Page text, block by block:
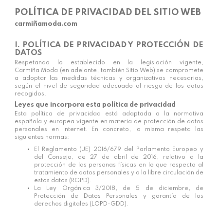
POLÍTICA DE PRIVACIDAD DEL SITIO WEB
carmiñamoda.com
I. POLÍTICA DE PRIVACIDAD Y PROTECCIÓN DE
DATOS
Respetando lo establecido en la legislación vigente,
Carmiña Moda (en adelante, también Sitio Web) se compromete
a adoptar las medidas técnicas y organizativas necesarias,
según el nivel de seguridad adecuado al riesgo de los datos
recogidos.
Leyes que incorpora esta política de privacidad
Esta política de privacidad está adaptada a la normativa
española y europea vigente en materia de protección de datos
personales en internet. En concreto, la misma respeta las
siguientes normas:
El Reglamento (UE) 2016/679 del Parlamento Europeo y
del Consejo, de 27 de abril de 2016, relativo a la
protección de las personas físicas en lo que respecta al
tratamiento de datos personales y a la libre circulación de
estos datos (RGPD).
La Ley Orgánica 3/2018, de 5 de diciembre, de
Protección de Datos Personales y garantía de los
derechos digitales (LOPD-GDD).